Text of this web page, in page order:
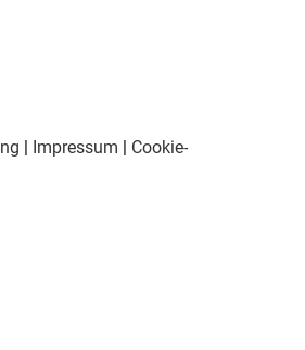
| Impressum | Cookie-